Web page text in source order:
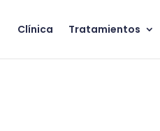
Clínica Tratamientos